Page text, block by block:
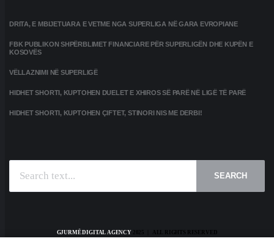
DRITA, E MBIJETUARA E VETME NGA SUPERLIGA NË GARA EVROPIANE
FBK PUBLIKON SHPËRBLIMET FINANCIARE PËR SUPERLIGËN DHE KUPËN E
KOSOVËS
VËLLAZNIMI NË SUPERLIGË
HIDHET SHORTI, KUPTOHEN DUELET E XHIROS SË PARË NË LIGË TË PARË
HIDHET SHORTI, KUPTOHEN ÇIFTET, STINORI NIS ME DERBI!
SEARCH
GJURMË DIGITAL AGENCY2025 | ALL RIGHTS RESERVED